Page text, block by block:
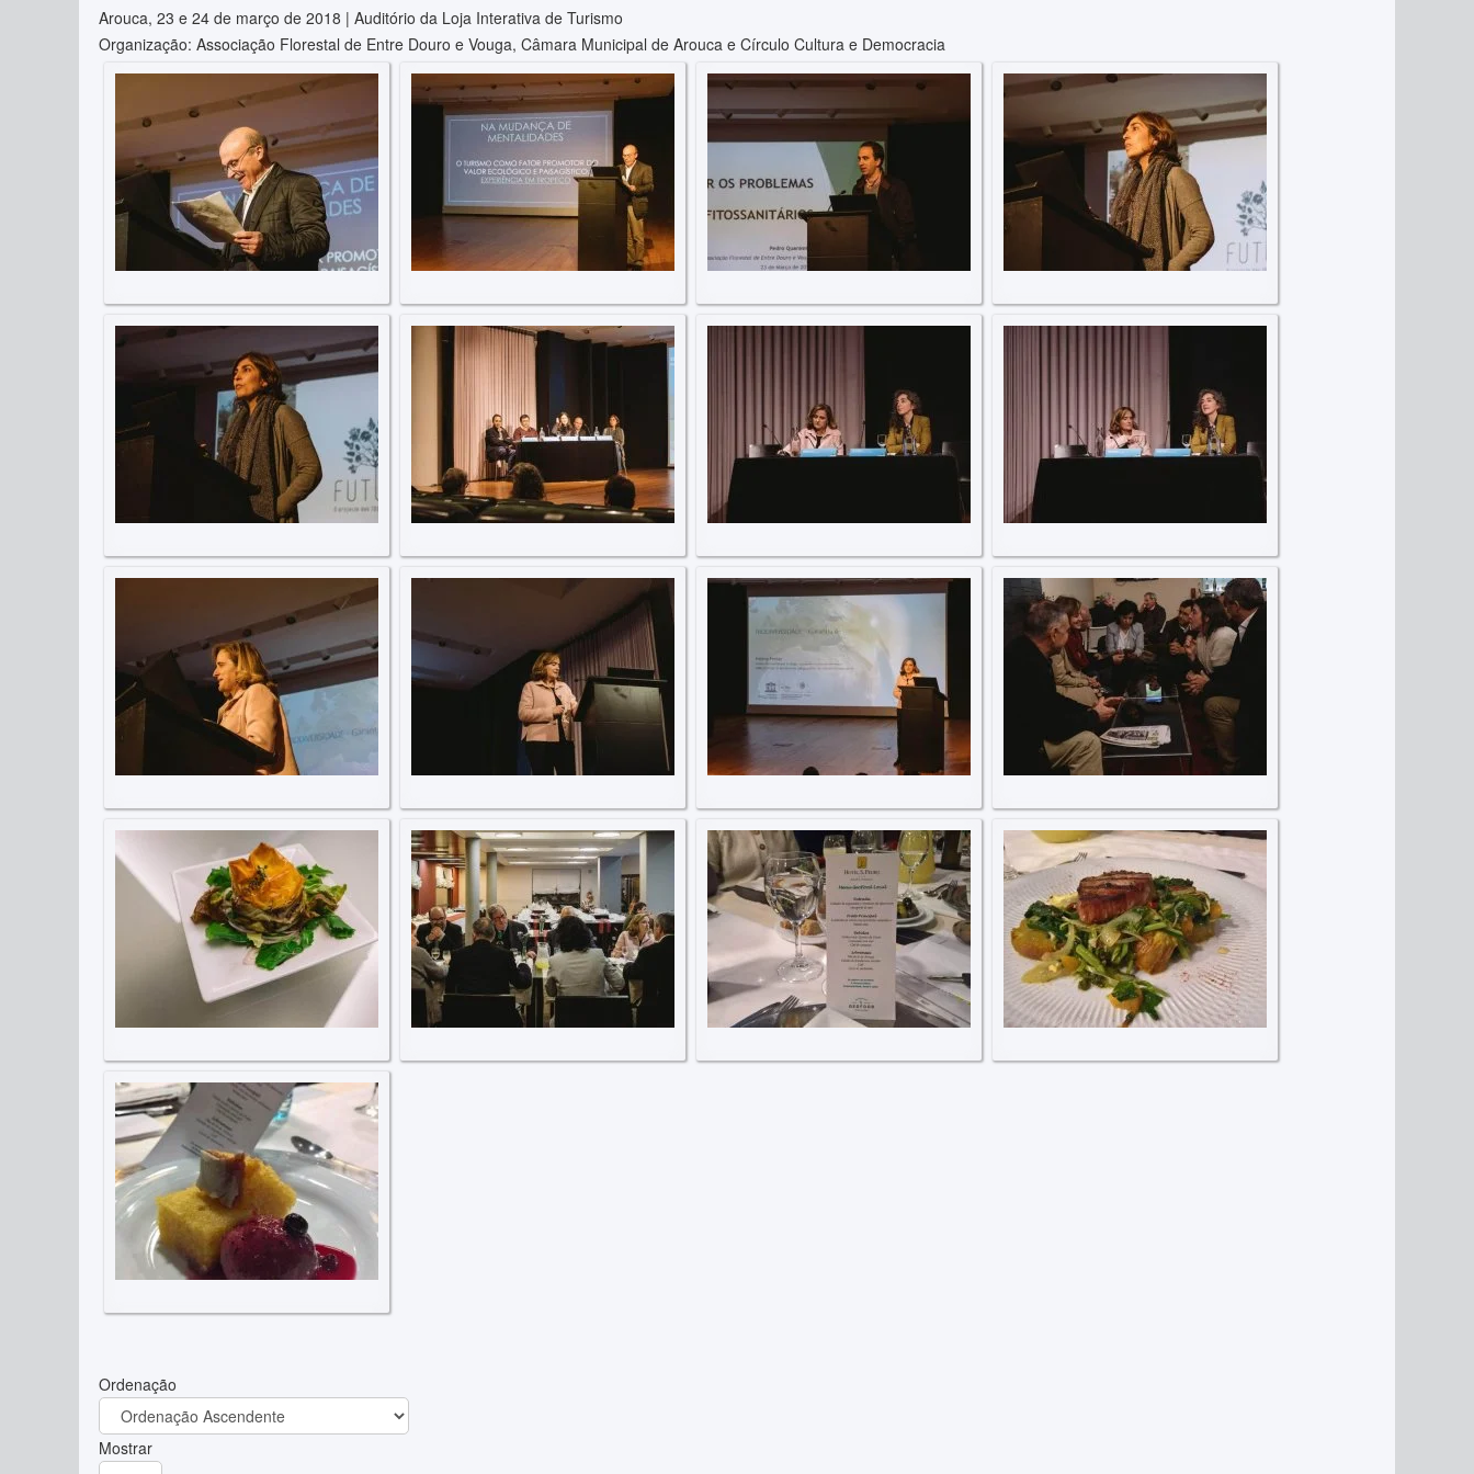
Arouca, 23 e 24 de março de 2018 | Auditório da Loja Interativa de Turismo
Organização: Associação Florestal de Entre Douro e Vouga, Câmara Municipal de Arouca e Círculo Cultura e Democracia
Ordenação
Mostrar